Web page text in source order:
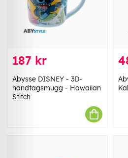
187 kr
Abysse DISNEY - 3D-
handtagsmugg - Hawaiian
Stitch